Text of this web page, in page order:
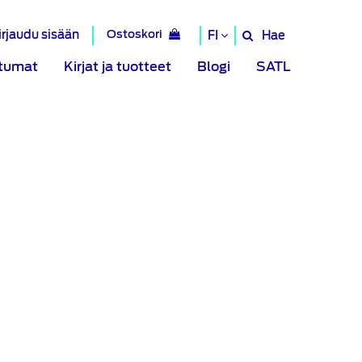
sisään Ostoskori FI
Hae
Hae
Kirjat ja tuotteet Blogi SATL